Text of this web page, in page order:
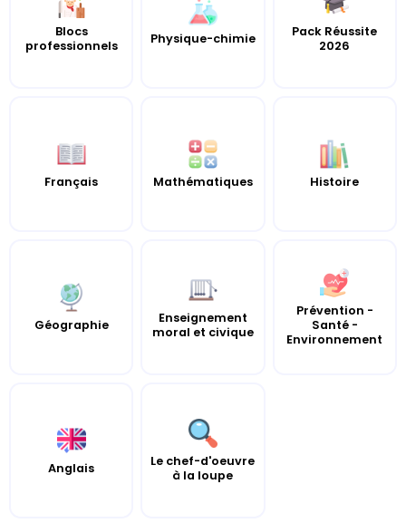
Blocs
professionnels
Physique-chimie
Pack Réussite
2026
Français Mathématiques Histoire
Géographie
Enseignement
moral et civique
Prévention -
Santé -
Environnement
Anglais
Le chef-d'oeuvre
à la loupe